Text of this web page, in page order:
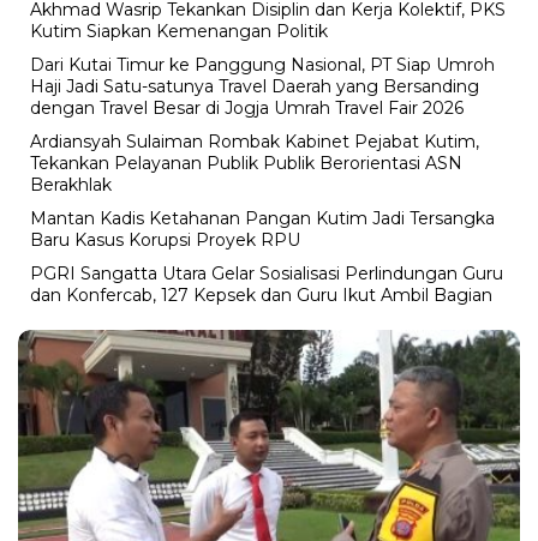
Akhmad Wasrip Tekankan Disiplin dan Kerja Kolektif, PKS
Kutim Siapkan Kemenangan Politik
Dari Kutai Timur ke Panggung Nasional, PT Siap Umroh
Haji Jadi Satu-satunya Travel Daerah yang Bersanding
dengan Travel Besar di Jogja Umrah Travel Fair 2026
Ardiansyah Sulaiman Rombak Kabinet Pejabat Kutim,
Tekankan Pelayanan Publik Publik Berorientasi ASN
Berakhlak
Mantan Kadis Ketahanan Pangan Kutim Jadi Tersangka
Baru Kasus Korupsi Proyek RPU
PGRI Sangatta Utara Gelar Sosialisasi Perlindungan Guru
dan Konfercab, 127 Kepsek dan Guru Ikut Ambil Bagian